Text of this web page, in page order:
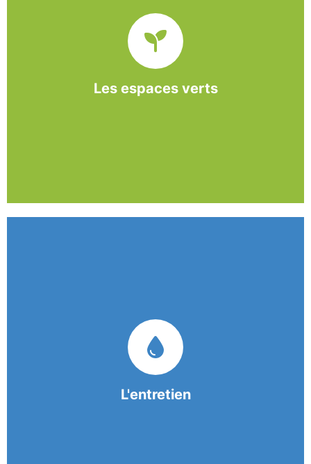
Les espaces verts
paysager, l’association BASE propose et réalise
des interventions à la demande des entreprises et
collectivités locales.
L'entretien
garantissent une prestation de nettoyage de
qualité.